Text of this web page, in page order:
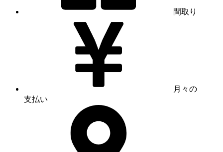
間取り
月々の
支払い